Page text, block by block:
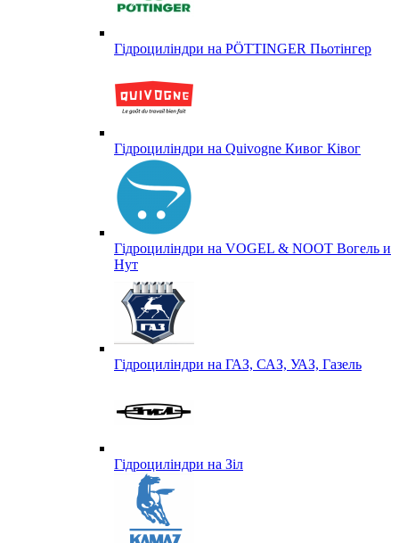
Гідроциліндри на PÖTTINGER Пьотінгер
Гідроциліндри на Quivogne Кивог Ківог
Гідроциліндри на VOGEL & NOOT Вогель и
Нут
Гідроциліндри на ГАЗ, САЗ, УАЗ, Газель
Гідроциліндри на Зіл